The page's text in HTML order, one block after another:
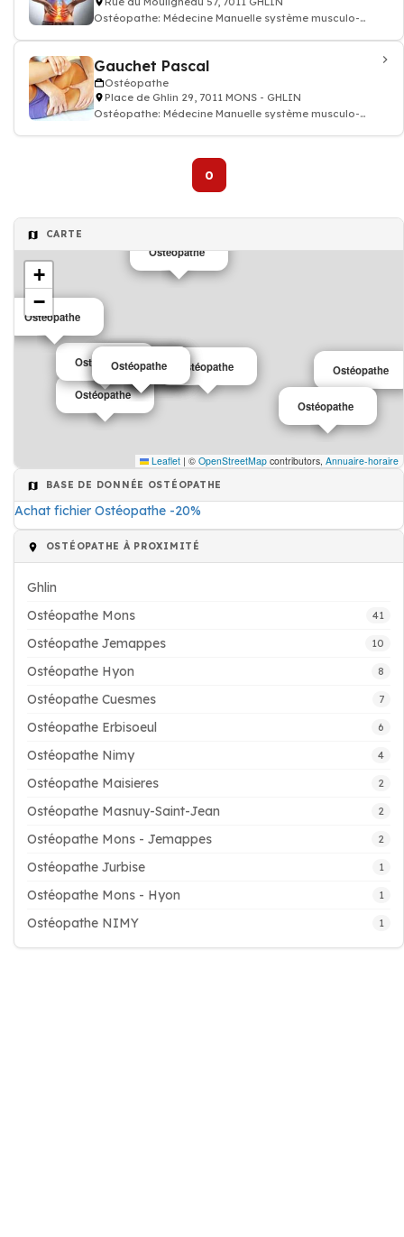
Ostéopathe: Médecine Manuelle système musculo-
Gauchet Pascal
Ostéopathe
Place de Ghlin 29, 7011 MONS - GHLIN
Ostéopathe: Médecine Manuelle système musculo-
0
CARTE
Ostéopathe
Ostéopathe
Ostéopathe
Ostéopathe
Ostéopathe
Ostéopathe Ostéopathe
Ostéopathe
Ostéopathe
Ostéopathe
Ostéopathe
+
−
Leaflet | © OpenStreetMap contributors, Annuaire-horaire
BASE DE DONNÉE OSTÉOPATHE
Achat fichier Ostéopathe -20%
OSTÉOPATHE À PROXIMITÉ
Ghlin
Ostéopathe Mons
41
Ostéopathe Jemappes 10
Ostéopathe Hyon 8
Ostéopathe Cuesmes 7
Ostéopathe Erbisoeul 6
Ostéopathe Nimy 4
Ostéopathe Maisieres 2
Ostéopathe Masnuy-Saint-Jean 2
Ostéopathe Mons - Jemappes 2
Ostéopathe Jurbise 1
Ostéopathe Mons - Hyon 1
Ostéopathe NIMY 1